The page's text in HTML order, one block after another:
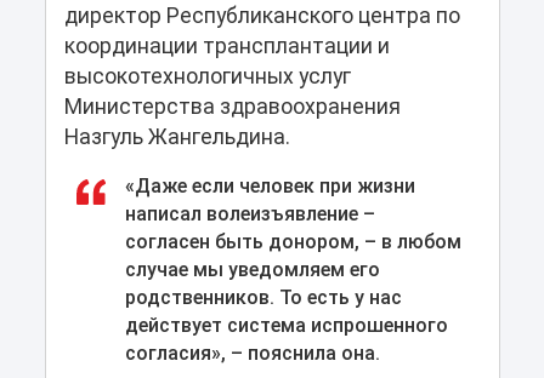
директор Республиканского центра по
координации трансплантации и
высокотехнологичных услуг
Министерства здравоохранения
Назгуль Жангельдина.
«Даже если человек при жизни
написал волеизъявление –
согласен быть донором, – в любом
случае мы уведомляем его
родственников. То есть у нас
действует система испрошенного
согласия», – пояснила она.